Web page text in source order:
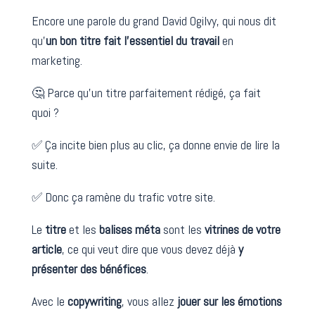
Encore une parole du grand David Ogilvy, qui nous dit
qu’un bon titre fait l’essentiel du travailen
marketing.
🤔 Parce qu’un titre parfaitement rédigé, ça fait
quoi ?
✅ Ça incite bien plus au clic, ça donne envie de lire la
suite.
✅ Donc ça ramène du trafic votre site.
Le titreet les balises métasont les vitrines de votre
article, ce qui veut dire que vous devez déjà y
présenter des bénéfices.
Avec le copywriting, vous allez jouer sur les émotions